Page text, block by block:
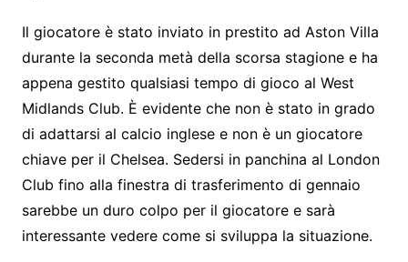
Il giocatore è stato inviato in prestito ad Aston Villa
durante la seconda metà della scorsa stagione e ha
appena gestito qualsiasi tempo di gioco al West
Midlands Club. È evidente che non è stato in grado
di adattarsi al calcio inglese e non è un giocatore
chiave per il Chelsea. Sedersi in panchina al London
Club fino alla finestra di trasferimento di gennaio
sarebbe un duro colpo per il giocatore e sarà
interessante vedere come si sviluppa la situazione.